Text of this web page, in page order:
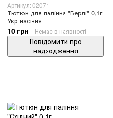
Артикул: 02071
Тютюн для паління "Берлі" 0,1г
Укр насіння
10 грн Немає в наявності
Повідомити про
надходження